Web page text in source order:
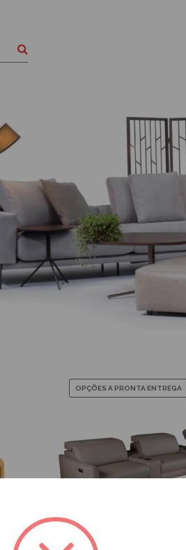
Buscar
OPÇÕES A PRONTA ENTREGA